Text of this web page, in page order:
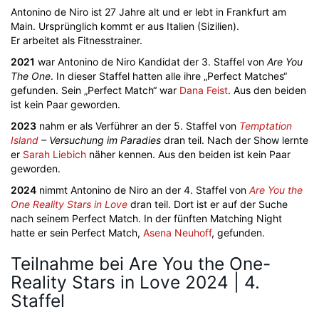
Antonino de Niro ist 27 Jahre alt und er lebt in Frankfurt am
Main. Ursprünglich kommt er aus Italien (Sizilien).
Er arbeitet als Fitnesstrainer.
2021 war Antonino de Niro Kandidat der 3. Staffel von Are You
The One. In dieser Staffel hatten alle ihre „Perfect Matches“
gefunden. Sein „Perfect Match“ war Dana Feist. Aus den beiden
ist kein Paar geworden.
2023 nahm er als Verführer an der 5. Staffel von Temptation
Island – Versuchung im Paradies dran teil. Nach der Show lernte
er Sarah Liebich näher kennen. Aus den beiden ist kein Paar
geworden.
2024 nimmt Antonino de Niro an der 4. Staffel von Are You the
One Reality Stars in Love dran teil. Dort ist er auf der Suche
nach seinem Perfect Match. In der fünften Matching Night
hatte er sein Perfect Match, Asena Neuhoff, gefunden.
Teilnahme bei Are You the One-
Reality Stars in Love 2024 | 4.
Staffel